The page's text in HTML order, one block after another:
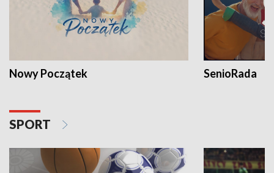
Nowy Początek SenioRada
SPORT